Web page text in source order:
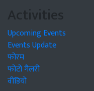
Activities
Upcoming Events
Events Update
फोरम
फोटो गैलरी
वीडियो